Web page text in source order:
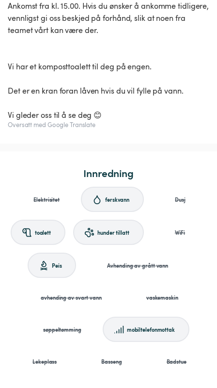
Ankomst fra kl. 15.00. Hvis du ønsker å ankomme tidligere,
vennligst gi oss beskjed på forhånd, slik at noen fra
teamet vårt kan være der.
Vi har et komposttoalett til deg på engen.
Det er en kran foran låven hvis du vil fylle på vann.
Vi gleder oss til å se deg 😊
Oversatt med Google Translate
Innredning
Elektrisitet ferskvann Dusj
toalett hunder tillatt WiFi
Peis Avhending av grått vann
avhending av svart vann vaskemaskin
søppeltømming mobiltelefonmottak
Lekeplass Basseng Badstue